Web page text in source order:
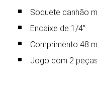
Soquete canhão
Encaixe de 1/4".
Comprimento 48
Jogo com 2